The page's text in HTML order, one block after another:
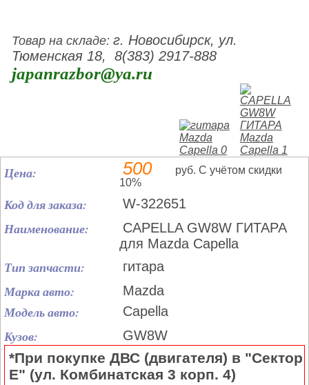
Товар на складе:г. Новосибирск, ул.
Тюменская 18, 8(383) 2917-888
japanrazbor@ya.ru
Цена: 500
руб. С учётом скидки
10%
Код для заказа: W-322651
Наименование:
CAPELLA GW8W ГИТАРА
для Mazda Capella
Тип запчасти: гитара
Марка авто: Mazda
Модель авто: Capella
Кузов: GW8W
*При покупке ДВС (двигателя) в "Сектор
Е" (ул. Комбинатская 3 корп. 4)